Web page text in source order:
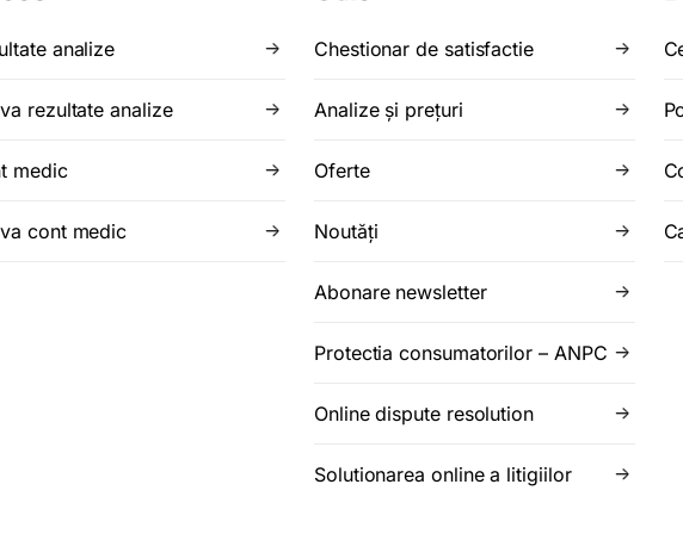
analize
rezultate analize
medic
cont medic
Chestionar de satisfactie
Analize şi preţuri
Oferte
Noutăţi
Abonare newsletter
Protectia consumatorilor – ANPC
Online dispute resolution
Solutionarea online a litigiilor